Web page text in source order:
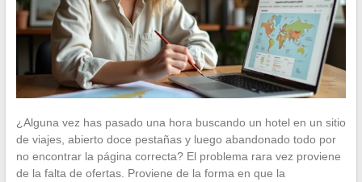
¿Alguna vez has pasado una hora buscando un hotel en un sitio
de viajes, abierto doce pestañas y luego abandonado todo por
no encontrar la página correcta? El problema rara vez proviene
de la falta de ofertas. Proviene de la forma en que la